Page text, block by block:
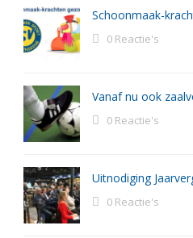
Schoonmaak-
0 Reactie's
Vanaf nu ook
0 Reactie's
Uitnodiging
0 Reactie's